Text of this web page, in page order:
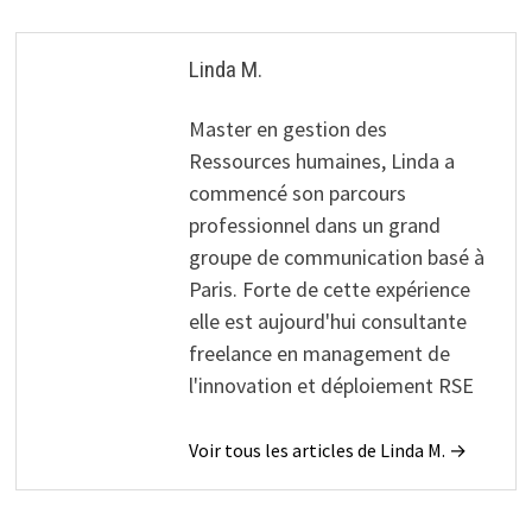
Linda M.
Master en gestion des
Ressources humaines, Linda a
commencé son parcours
professionnel dans un grand
groupe de communication basé à
Paris. Forte de cette expérience
elle est aujourd'hui consultante
freelance en management de
l'innovation et déploiement RSE
Voir tous les articles de Linda M. →